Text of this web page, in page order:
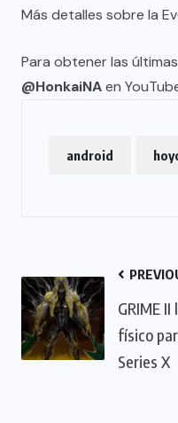
Más detalles sobre la
Para obtener las
@HonkaiNAen
android
GRIME
físico
Series X